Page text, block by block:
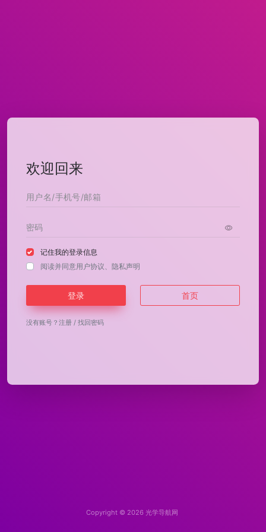
欢迎回来
记住我的登录信息
阅读并同意用户协议、 隐私声明
登录 首页
没有账号？ 注册 / 找回密码
Copyright © 2026 光学导航网